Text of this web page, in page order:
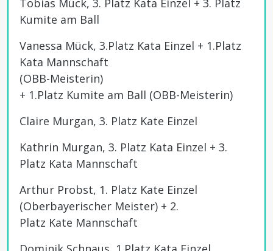
Tobias Mück, 3. Platz Kata Einzel + 3. Platz
Kumite am Ball
Vanessa Mück, 3.Platz Kata Einzel + 1.Platz
Kata Mannschaft
(OBB-Meisterin)
+ 1.Platz Kumite am Ball (OBB-Meisterin)
Claire Murgan, 3. Platz Kate Einzel
Kathrin Murgan, 3. Platz Kata Einzel + 3.
Platz Kata Mannschaft
Arthur Probst, 1. Platz Kate Einzel
(Oberbayerischer Meister) + 2.
Platz Kate Mannschaft